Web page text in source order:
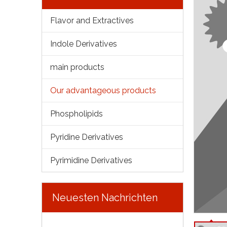
Flavor and Extractives
Indole Derivatives
main products
Our advantageous products
Phospholipids
Pyridine Derivatives
Pyrimidine Derivatives
Neuesten Nachrichten